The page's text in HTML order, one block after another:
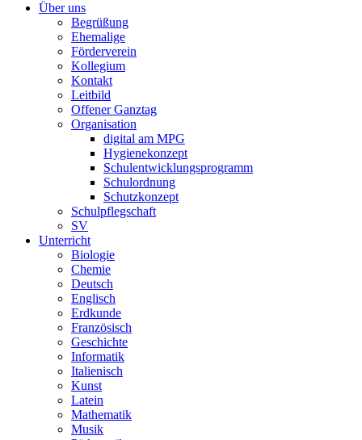
Über uns
Begrüßung
Ehemalige
Förderverein
Kollegium
Kontakt
Leitbild
Offener Ganztag
Organisation
digital am MPG
Hygienekonzept
Schulentwicklungsprogramm
Schulordnung
Schutzkonzept
Schulpflegschaft
SV
Unterricht
Biologie
Chemie
Deutsch
Englisch
Erdkunde
Französisch
Geschichte
Informatik
Italienisch
Kunst
Latein
Mathematik
Musik